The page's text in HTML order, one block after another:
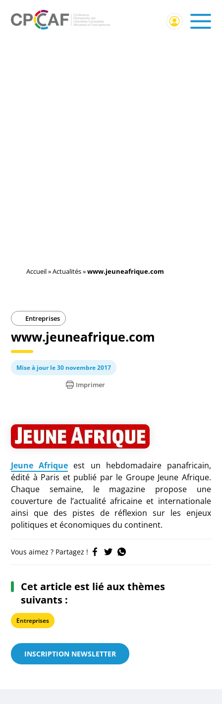
Accueil»Actualités»www.jeuneafrique.com
Entreprises
www.jeuneafrique.com
Mise à jour le 30 novembre 2017
Imprimer
Jeune Afrique est un hebdomadaire panafricain,
édité à Paris et publié par le Groupe Jeune Afrique.
Chaque semaine, le magazine propose une
couverture de l’actualité africaine et internationale
ainsi que des pistes de réflexion sur les enjeux
politiques et économiques du continent.
Vous aimez ? Partagez !
Cet article est lié aux thèmes
suivants :
Entreprises
INSCRIPTION NEWSLETTER